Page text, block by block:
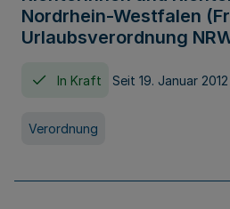
Nordrhein-Westfalen
Urlaubsverordnung
In Kraft Seit 19. Januar 2012
Verordnung